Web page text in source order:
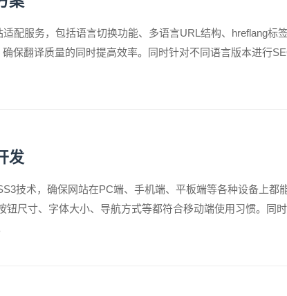
配服务，包括语言切换功能、多语言URL结构、hreflang标
保翻译质量的同时提高效率。同时针对不同语言版本进行
发
技术，确保网站在PC端、手机端、平板端等各种设备上
钮尺寸、字体大小、导航方式等都符合移动端使用习惯。同